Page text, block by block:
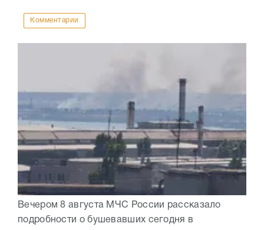
Комментарии
Вечером 8 августа МЧС России рассказало
подробности о бушевавших сегодня в